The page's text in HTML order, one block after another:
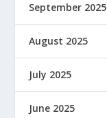
September 2025
August 2025
July 2025
June 2025